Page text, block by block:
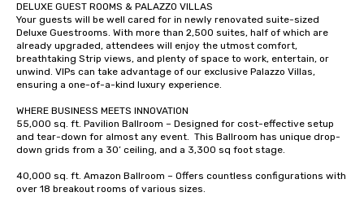
everyone is treated
immediate seating
What’s more, your
which can be an
those Instagram
transportation pick-
DELUXE GUEST ROOMS & PALAZZO VILLAS
Your guests will be well cared for in newly renovated suite-sized
Deluxe Guestrooms. With more than 2,500 suites, half of which are
already upgraded, attendees will enjoy the utmost comfort,
breathtaking Strip views, and plenty of space to work, entertain, or
unwind. VIPs can take advantage of our exclusive Palazzo Villas,
ensuring a one-of-a-kind luxury experience.
WHERE BUSINESS MEETS INNOVATION
55,000 sq. ft. Pavilion Ballroom – Designed for cost-effective setup
and tear-down for almost any event.  This Ballroom has unique drop-
down grids from a 30’ ceiling, and a 3,300 sq foot stage.
40,000 sq. ft. Amazon Ballroom – Offers countless configurations with
over 18 breakout rooms of various sizes.